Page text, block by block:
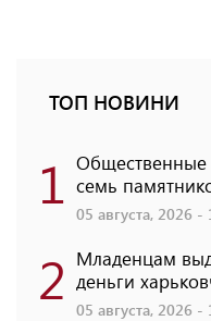
ТОП НОВИНИ
1 Общественные
семь
05 августа, 2026 -
2 Младенцам
деньги
05 августа, 2026 -